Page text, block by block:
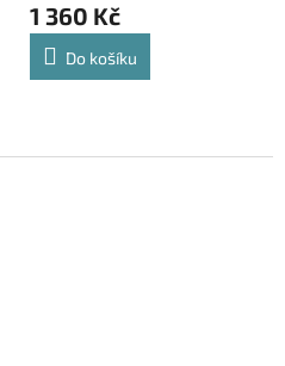
1 360 Kč
Do košíku